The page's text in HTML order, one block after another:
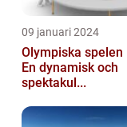
09 januari 2024
Olympiska spelen
En dynamisk och
spektakul...